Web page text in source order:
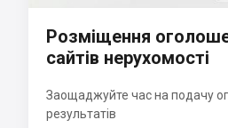
Розміщення
сайтів нерухомості
Заощаджуйте час на подачу
результатів